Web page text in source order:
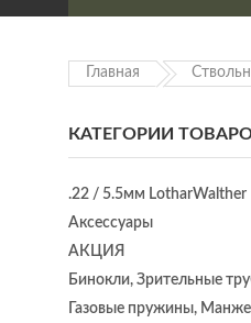
Главная
КАТЕГОРИИ
.22 / 5.5мм LotharWalther
Аксессуары
АКЦИЯ
Бинокли, Зрительные
Газовые пружины,